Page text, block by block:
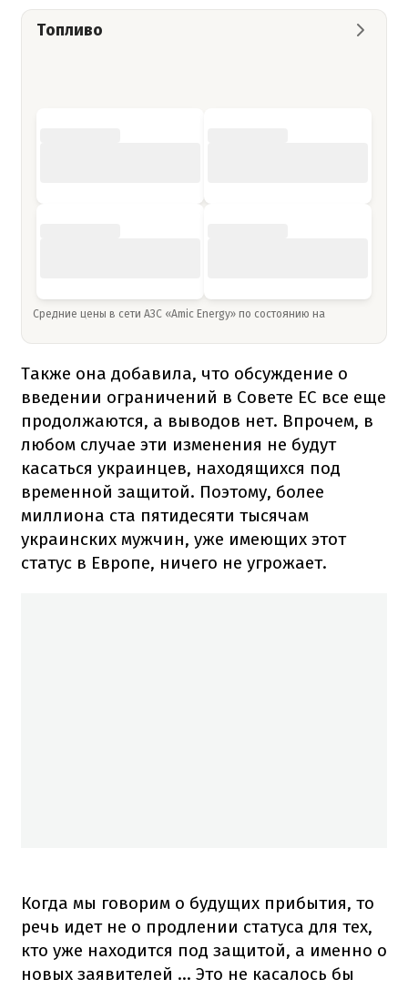
Топливо
Средние цены в сети АЗС «Amic Energy» по состоянию на
Также она добавила, что обсуждение о
введении ограничений в Совете ЕС все еще
продолжаются, а выводов нет. Впрочем, в
любом случае эти изменения не будут
касаться украинцев, находящихся под
временной защитой. Поэтому, более
миллиона ста пятидесяти тысячам
украинских мужчин, уже имеющих этот
статус в Европе, ничего не угрожает.
Когда мы говорим о будущих прибытия, то
речь идет не о продлении статуса для тех,
кто уже находится под защитой, а именно о
новых заявителей ... Это не касалось бы